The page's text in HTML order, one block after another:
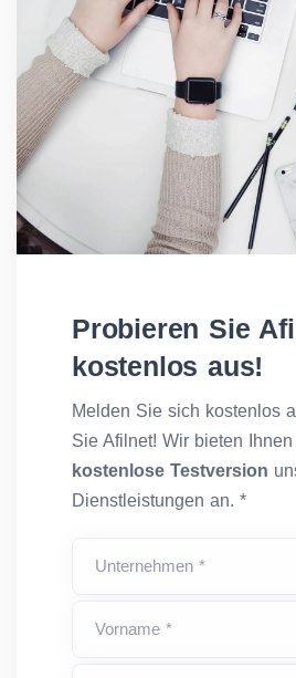
Probieren Sie
kostenlos aus!
Melden Sie sich kostenlos
Sie Afilnet! Wir bieten
kostenlose Testversion
Dienstleistungen an. *
Unternehmen *
Vorname *